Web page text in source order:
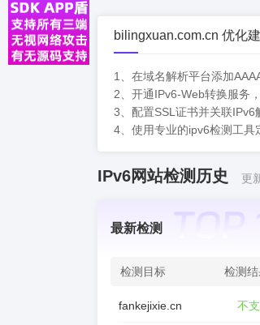
bilingxuan.com.cn 优化
1、在域名解析平台添加
2、开通IPv6-Web转换服务
3、配置SSL证书并关联IPv6
4、使用专业的ipv6检测工具
IPv6网站检测历史 更
最新检测
检测目标 检测结
fankejixie.cn 不